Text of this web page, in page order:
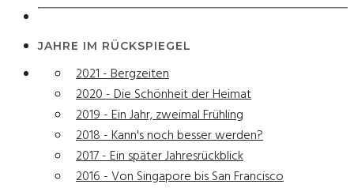
JAHRE IM RÜCKSPIEGEL
2021 - Bergzeiten
2020 - Die Schönheit der Heimat
2019 - Ein Jahr, zweimal Frühling
2018 - Kann's noch besser werden?
2017 - Ein später Jahresrückblick
2016 - Von Singapore bis San Francisco